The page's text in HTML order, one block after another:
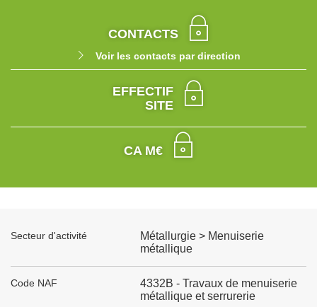
CONTACTS
Voir les contacts par direction
EFFECTIF
SITE
CA M€
Secteur d'activité
Métallurgie > Menuiserie
métallique
Code NAF
4332B - Travaux de menuiserie
métallique et serrurerie